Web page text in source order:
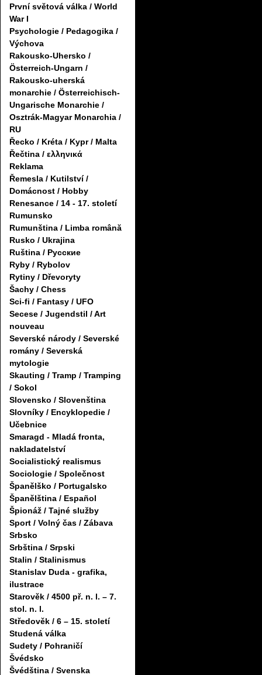
První světová válka / World
War I
Psychologie / Pedagogika /
Výchova
Rakousko-Uhersko /
Österreich-Ungarn /
Rakousko-uherská
monarchie / Österreichisch-
Ungarische Monarchie /
Osztrák-Magyar Monarchia /
RU
Řecko / Kréta / Kypr / Malta
Řečtina / ελληνικά
Reklama
Řemesla / Kutilství /
Domácnost / Hobby
Renesance / 14 - 17. století
Rumunsko
Rumunština / Limba română
Rusko / Ukrajina
Ruština / Русские
Ryby / Rybolov
Rytiny / Dřevoryty
Šachy / Chess
Sci-fi / Fantasy / UFO
Secese / Jugendstil / Art
nouveau
Severské národy / Severské
romány / Severská
mytologie
Skauting / Tramp / Tramping
/ Sokol
Slovensko / Slovenština
Slovníky / Encyklopedie /
Učebnice
Smaragd - Mladá fronta,
nakladatelství
Socialistický realismus
Sociologie / Společnost
Španělško / Portugalsko
Španělština / Español
Špionáž / Tajné služby
Sport / Volný čas / Zábava
Srbsko
Srbština / Srpski
Stalin / Stalinismus
Stanislav Duda - grafika,
ilustrace
Starověk / 4500 př. n. l. – 7.
stol. n. l.
Středověk / 6 – 15. století
Studená válka
Sudety / Pohraničí
Švédsko
Švédština / Svenska